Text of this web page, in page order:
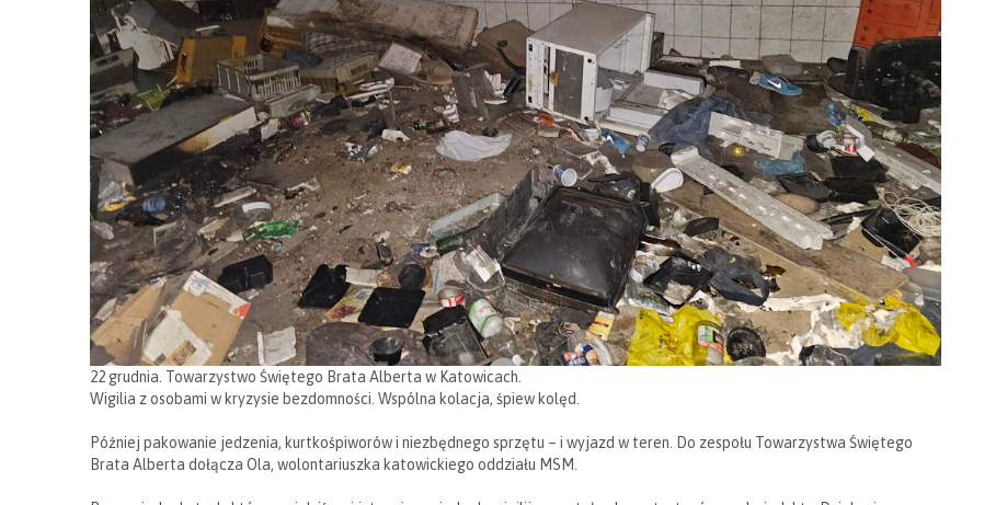
22 grudnia. Towarzystwo Świętego Brata Alberta w Katowicach.
Wigilia z osobami w kryzysie bezdomności. Wspólna kolacja, śpiew kolęd.
Później pakowanie jedzenia, kurtkośpiworów i niezbędnego sprzętu – i wyjazd w teren. Do zespołu Towarzystwa Świętego
Brata Alberta dołącza Ola, wolontariuszka katowickiego oddziału MSM.